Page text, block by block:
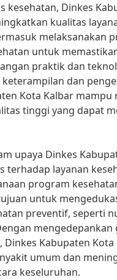
kesehatan, Dinkes
kualitas
melaksanakan
untuk
praktik dan
dan
Kota Kalbar mampu
tinggi yang dapat
upaya Dinkes
terhadap layanan
program
untuk
preventif, seperti
mengedepankan
Kabupaten
umum dan
keseluruhan.